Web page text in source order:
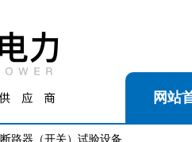
网站
断路器（开关）试验设备